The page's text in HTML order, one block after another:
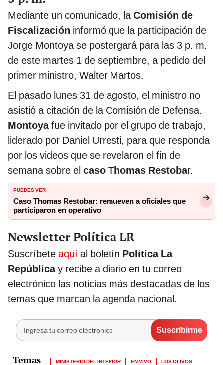
Mediante un comunicado, la Comisión de
Fiscalización informó que la participación de
Jorge Montoya se postergará para las 3 p. m.
de este martes 1 de septiembre, a pedido del
primer ministro, Walter Martos.
El pasado lunes 31 de agosto, el ministro no
asistió a citación de la Comisión de Defensa.
Montoyafue invitado por el grupo de trabajo,
liderado por Daniel Urresti, para que responda
por los videos que se revelaron el fin de
semana sobre el caso Thomas Restobar.
PUEDES VER
Caso Thomas Restobar: remueven a oficiales que
participaron en operativo
Newsletter Política LR
Suscríbete aquí al boletín Política La
Repúblicay recibe a diario en tu correo
electrónico las noticias más destacadas de los
temas que marcan la agenda nacional.
MINISTERIO DEL INTERIOR EN VIVO
LOS OLIVOS